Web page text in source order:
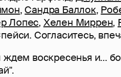
, Сандра Баллок,
Лопес, Хелен Миррен,
Согласитесь,
воскресенья и...